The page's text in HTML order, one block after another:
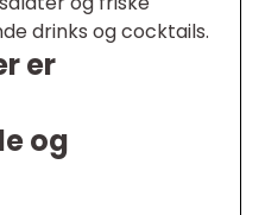
drinks og cocktails.
er
og